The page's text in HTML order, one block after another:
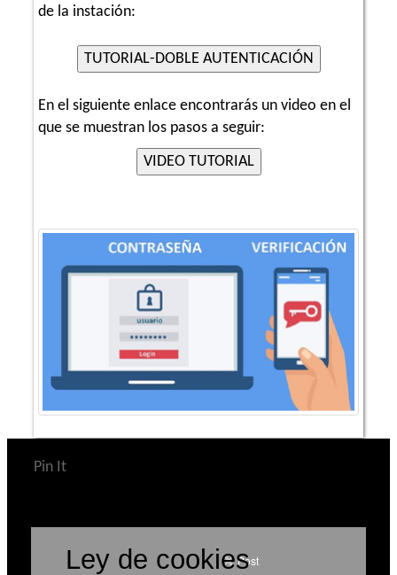
de la instación:
En el siguiente enlace encontrarás un video en el
que se muestran los pasos a seguir:
Pin It
Ley de cookies